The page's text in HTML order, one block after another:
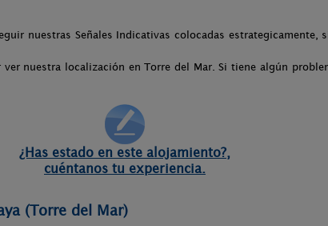
nuestras Señales Indicativas colocadas estrategicamente,
nuestra localización en Torre del Mar. Si tiene algún
¿Has estado en este alojamiento?,
cuéntanos tu experiencia.
(Torre del Mar)